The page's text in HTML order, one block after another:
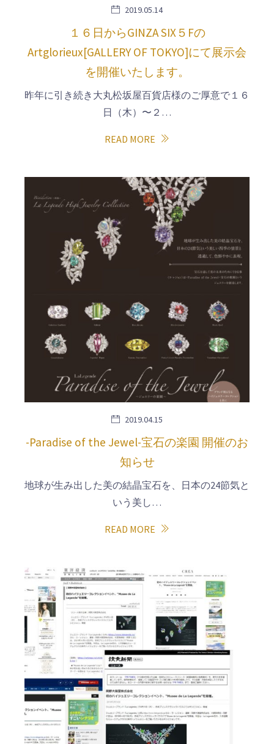
2019.05.14
１６日からGINZA SIX５Fの
Artglorieux[GALLERY OF TOKYO]にて展示会
を開催いたします。
昨年に引き続き大丸松坂屋百貨店様のご厚意で１６
日（木）〜２…
READ MORE
2019.04.15
-Paradise of the Jewel-宝石の楽園 開催のお
知らせ
地球が生み出した美の結晶宝石を、日本の24節気と
いう美し…
READ MORE